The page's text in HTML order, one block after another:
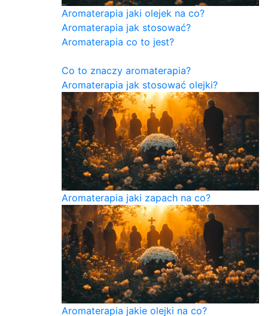
Aromaterapia jaki olejek na co?
Aromaterapia jak stosować?
Aromaterapia co to jest?
Co to znaczy aromaterapia?
Aromaterapia jak stosować olejki?
Aromaterapia jaki zapach na co?
Aromaterapia jakie olejki na co?